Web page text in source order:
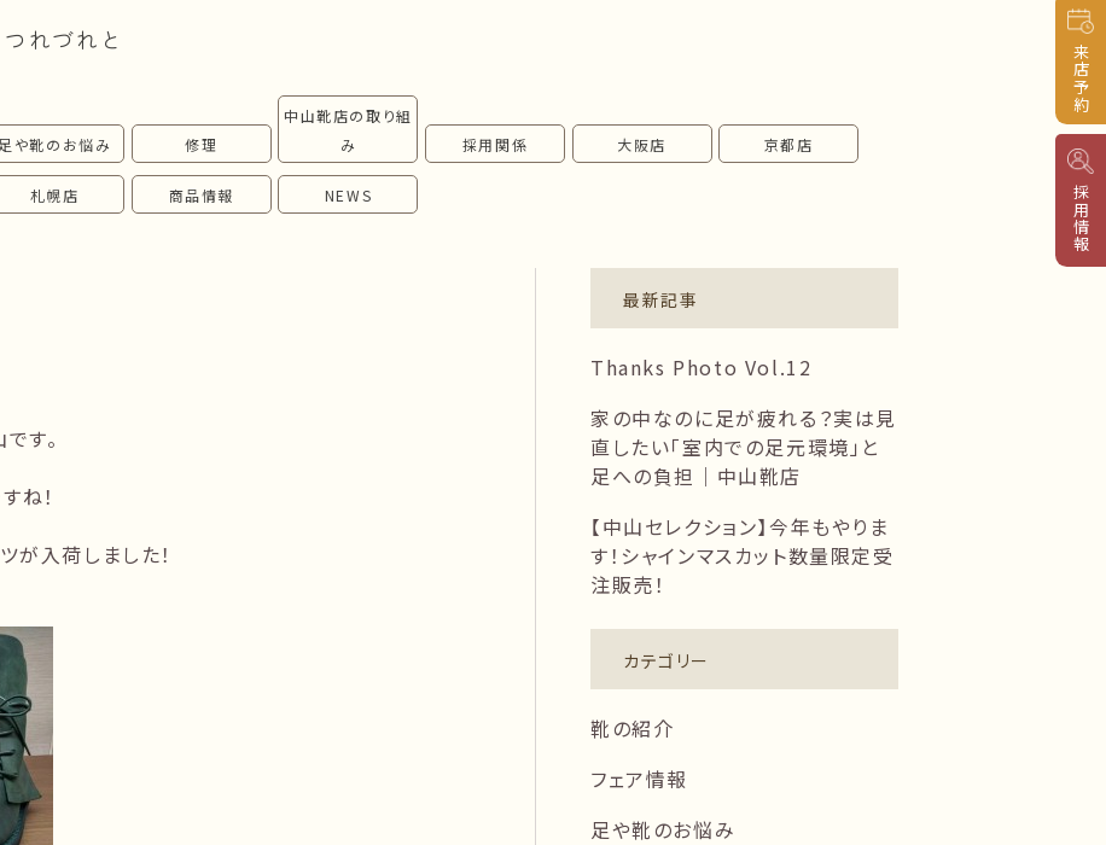
来店予約
採用情報
れづれと
足や靴のお悩み 修理
中山靴店の取り組
み
採用関係 大阪店 京都店
札幌店 商品情報 NEWS
す。
ね！
が入荷しました！
最新記事
Thanks Photo Vol.12
家の中なのに足が疲れる？実は見
直したい「室内での足元環境」と
足への負担｜中山靴店
【中山セレクション】今年もやりま
す！シャインマスカット数量限定受
注販売！
カテゴリー
靴の紹介
フェア情報
足や靴のお悩み